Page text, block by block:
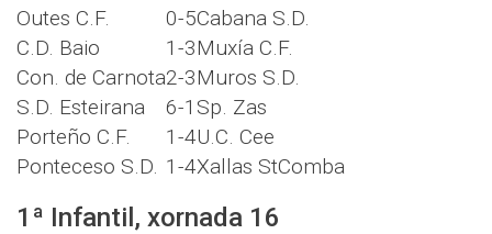
Outes C.F.
0-5Cabana S.D.
C.D. Baio
1-3Muxía C.F.
Con. de Carnota2-3Muros S.D.
S.D. Esteirana
6-1 Sp. Zas
Porteño C.F.
1-4U.C. Cee
Ponteceso S.D. 1-4Xallas StComba
1ª Infantil, xornada 16